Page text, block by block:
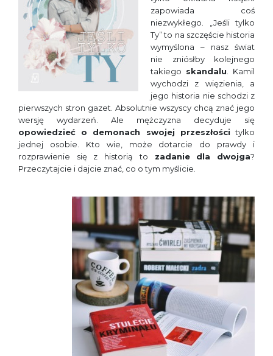
zapowiada coś
niezwykłego. „Jeśli tylko
Ty” to na szczęście historia
wymyślona – nasz świat
nie zniósłby kolejnego
takiego skandalu . Kamil
wychodzi z więzienia, a
jego historia nie schodzi z
pierwszych stron gazet. Absolutnie wszyscy chcą znać jego
wersję wydarzeń. Ale mężczyzna decyduje się
opowiedzieć o demonach swojej przeszłości tylko
jednej osobie. Kto wie, może dotarcie do prawdy i
rozprawienie się z historią to zadanie dla dwojga?
Przeczytajcie i dajcie znać, co o tym myślicie.